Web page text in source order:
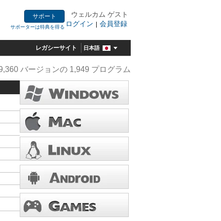
サポート
サポーターは特典を得る
ウェルカム ゲスト
ログイン | 会員登録
レガシーサイト 日本語
バージョンの 1,949 プログラム